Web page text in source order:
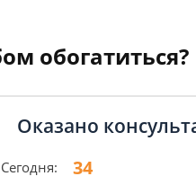
обогатиться?
Оказано
Сегодня: 34